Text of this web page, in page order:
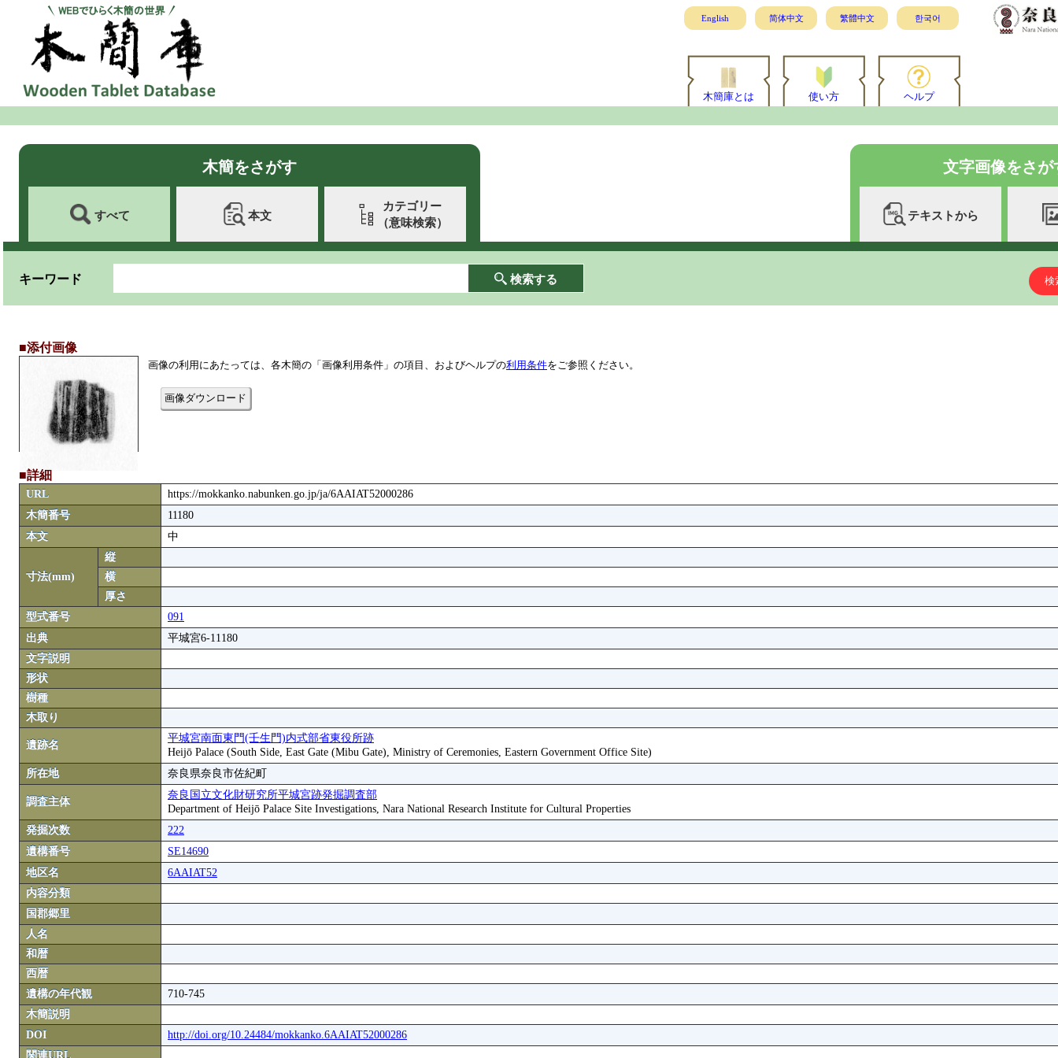
English 简体中文 繁體中文 한국어
木簡庫とは 使い方 ヘルプ
木簡をさがす
すべて 本文
カテゴリー
（意味検索）
文字画像をさが
テキストから
キーワード 検索する 検
■添付画像
画像の利用にあたっては、各木簡の「画像利用条件」の項目、およびヘルプの利用条件をご参照ください。
画像ダウンロード
■詳細
URL
https://mokkanko.nabunken.go.jp/ja/6AAIAT52000286
木簡番号
11180
本文
中
寸法(mm)
縦
横
厚さ
型式番号
091
出典
平城宮6-11180
文字説明
形状
樹種
木取り
遺跡名
平城宮南面東門(壬生門)内式部省東役所跡
Heijō Palace (South Side, East Gate (Mibu Gate), Ministry of Ceremonies, Eastern Government Office Site)
所在地
奈良県奈良市佐紀町
調査主体
奈良国立文化財研究所平城宮跡発掘調査部
Department of Heijō Palace Site Investigations, Nara National Research Institute for Cultural Properties
発掘次数
222
遺構番号
SE14690
地区名
6AAIAT52
内容分類
国郡郷里
人名
和暦
西暦
遺構の年代観
710-745
木簡説明
DOI
http://doi.org/10.24484/mokkanko.6AAIAT52000286
関連URL